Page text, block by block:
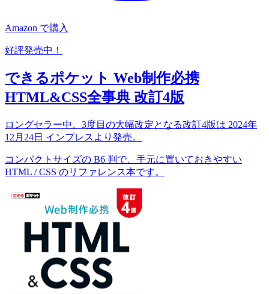
Amazon で購入
好評発売中！
できるポケット Web制作必携
HTML&CSS全事典 改訂4版
ロングセラー中。3度目の大幅改定となる改訂4版は 2024年
12月24日 インプレスより発売。
コンパクトサイズの B6 判で、手元に置いておきやすい
HTML / CSS のリファレンス本です。